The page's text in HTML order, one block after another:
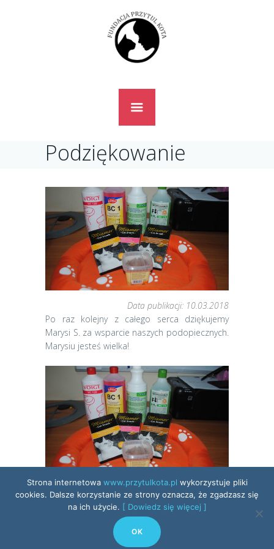
Podziękowanie
Data publikacji: 10.03.2018
Po raz kolejny z całego serca dziękujemy
Marysi S. za wsparcie naszych podopiecznych.
Marysiu jesteś wielka!
Przytul Kota © 2017 - 2026 Wszelkie prawa
Strona internetowa www.przytulkota.pl wykorzystuje pliki
cookies. Dalsze korzystanie ze strony oznacza, że zgadzasz się
na ich użycie. [ Dowiedz się więcej ]
OK